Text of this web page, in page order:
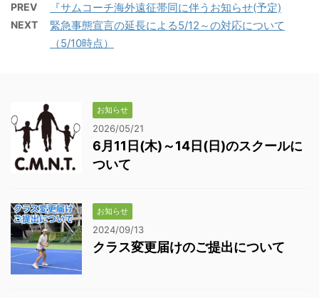
PREV 『サムコーチ海外遠征帯同に伴うお知らせ(予定)
NEXT
緊急事態宣言の延長による5/12～の対応について
（5/10時点）
お知らせ
2026/05/21
6月11日(木)～14日(日)のスクールに
ついて
お知らせ
2024/09/13
クラス変更届けのご提出について